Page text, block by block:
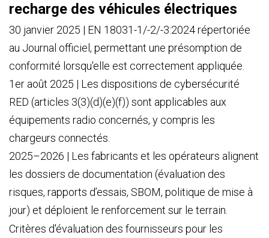
recharge des véhicules électriques
30 janvier 2025 | EN 18031-1/-2/-3:2024 répertoriée
au Journal officiel, permettant une présomption de
conformité lorsqu'elle est correctement appliquée.
1er août 2025 | Les dispositions de cybersécurité
RED (articles 3(3)(d)(e)(f)) sont applicables aux
équipements radio concernés, y compris les
chargeurs connectés.
2025–2026 | Les fabricants et les opérateurs alignent
les dossiers de documentation (évaluation des
risques, rapports d’essais, SBOM, politique de mise à
jour) et déploient le renforcement sur le terrain.
Critères d'évaluation des fournisseurs pour les